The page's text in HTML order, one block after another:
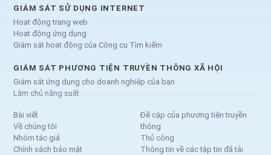
GIÁM SÁT SỬ DỤNG INTERNET
Hoạt động trang web
Hoạt động ứng dụng
Giám sát hoạt động của Công cụ Tìm kiếm
GIÁM SÁT PHƯƠNG TIỆN TRUYỀN THÔNG XÃ HỘI
Giám sát ứng dụng cho doanh nghiệp của bạn
Làm chủ năng suất
Bài viết
Về chúng tôi
Nhóm tác giả
Chính sách bảo mật
Đề cập của phương tiện truyền
thông
Thủ công
Thông tin về các tập tin đã tải